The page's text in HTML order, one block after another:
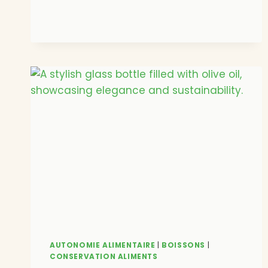
ÉTAPES
POUR
AUTONOMIE ALIMENTAIRE BOISSONS
CONSERVATION ALIMENTS